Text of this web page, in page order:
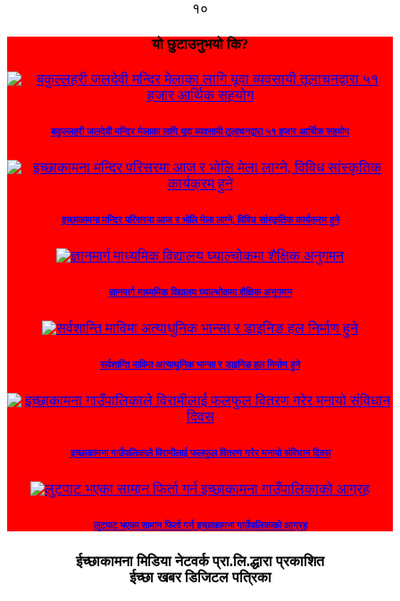
१०
यो छुटाउनुभयो कि?
बकुल्लहरी जलदेवी मन्दिर मेलाका लागि यूवा व्यवसायी तूलाचनद्वारा ५१ हजार आर्थिक सहयोग
इच्छाकामना मन्दिर परिसरमा आज र भोलि मेला लाग्ने, विविध सांस्कृतिक कार्यक्रम हुने
ज्ञानमार्ग माध्यमिक विद्यालय घ्याल्चोकमा शैक्षिक अनुगमन
सर्वशान्ति माविमा अत्याधुनिक भान्सा र डाइनिङ हल निर्माण हुने
इच्छाकामना गाउँपालिकाले विरामीलाई फलफुल वितरण गरेर मनायो संविधान दिवस
लुटपाट भएका सामान फिर्ता गर्न इच्छाकामना गाउँपालिकाको आग्रह
ईच्छाकामना मिडिया नेटवर्क प्रा.लि.द्धारा प्रकाशित
ईच्छा खबर डिजिटल पत्रिका